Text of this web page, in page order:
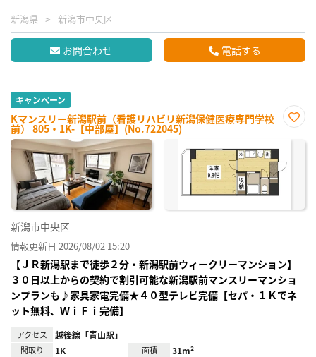
新潟県 新潟市中央区
お問合わせ 電話する
キャンペーン
Kマンスリー新潟駅前（看護リハビリ新潟保健医療専門学校
前） 805・1K-【中部屋】(No.722045)
に入
録
新潟市中央区
情報更新日 2026/08/02 15:20
【ＪＲ新潟駅まで徒歩２分・新潟駅前ウィークリーマンション】
３０日以上からの契約で割引可能な新潟駅前マンスリーマンショ
ンプランも♪家具家電完備★４０型テレビ完備【セパ・１Ｋでネ
ット無料、ＷｉＦｉ完備】
アクセス 越後線「青山駅」
間取り 1K 面積 31m²